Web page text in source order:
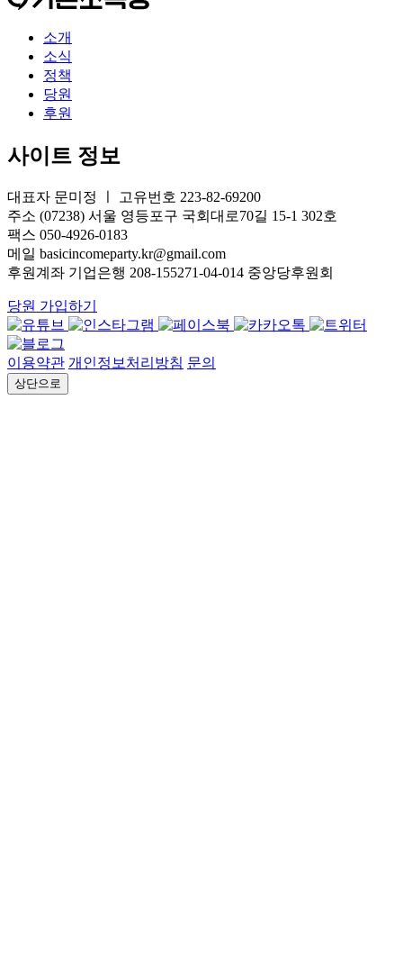
소개
소식
정책
당원
후원
사이트 정보
대표자 문미정 ㅣ 고유번호 223-82-69200
주소 (07238) 서울 영등포구 국회대로70길 15-1 302호
팩스 050-4926-0183
메일 basicincomeparty.kr@gmail.com
후원계좌 기업은행 208-155271-04-014 중앙당후원회
당원 가입하기
이용약관 개인정보처리방침 문의
상단으로